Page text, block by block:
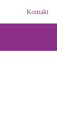
Kontakt